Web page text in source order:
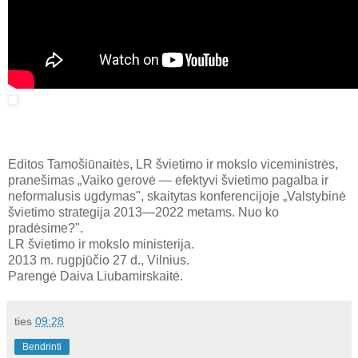
Editos Tamošiūnaitės, LR švietimo ir mokslo viceministrės,
pranešimas „Vaiko gerovė — efektyvi švietimo pagalba ir
neformalusis ugdymas", skaitytas konferencijoje „Valstybinė
švietimo strategija 2013—2022 metams. Nuo ko
pradėsime?".
LR švietimo ir mokslo ministerija.
2013 m. rugpjūčio 27 d., Vilnius.
Parengė Daiva Liubamirskaitė.
ties 09:28
Bendrinti